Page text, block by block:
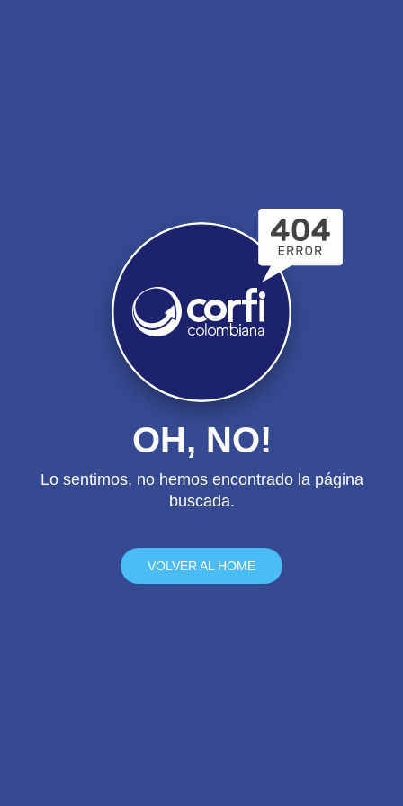
OH, NO!
Lo sentimos, no hemos encontrado la página
buscada.
VOLVER AL HOME